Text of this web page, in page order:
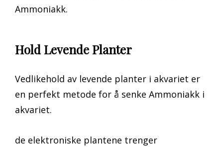
Ammoniakk.
Hold Levende Planter
Vedlikehold av levende planter i akvariet er
en perfekt metode for å senke Ammoniakk i
akvariet.
de elektroniske plantene trenger